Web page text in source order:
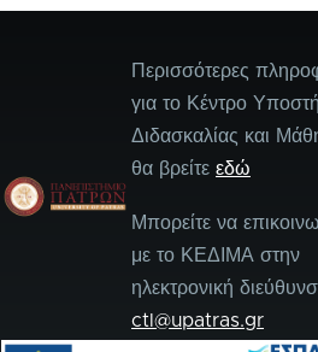
Περισσότερες
για το Κέντρο
Διδασκαλίας και
θα βρείτε εδώ
Μπορείτε να
με το ΚΕΔΙΜΑ στην
ηλεκτρονική
ctl@upatras.gr